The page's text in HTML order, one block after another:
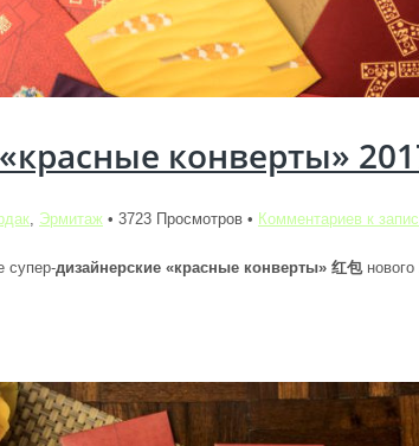
конверты»
, Эрмитаж • 3723 Просмотров • Комментариев к
супер-дизайнерские «красные конверты» 红包нового